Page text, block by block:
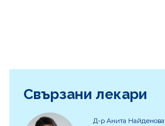
Свързани лекари
Д-р Анита Найденова